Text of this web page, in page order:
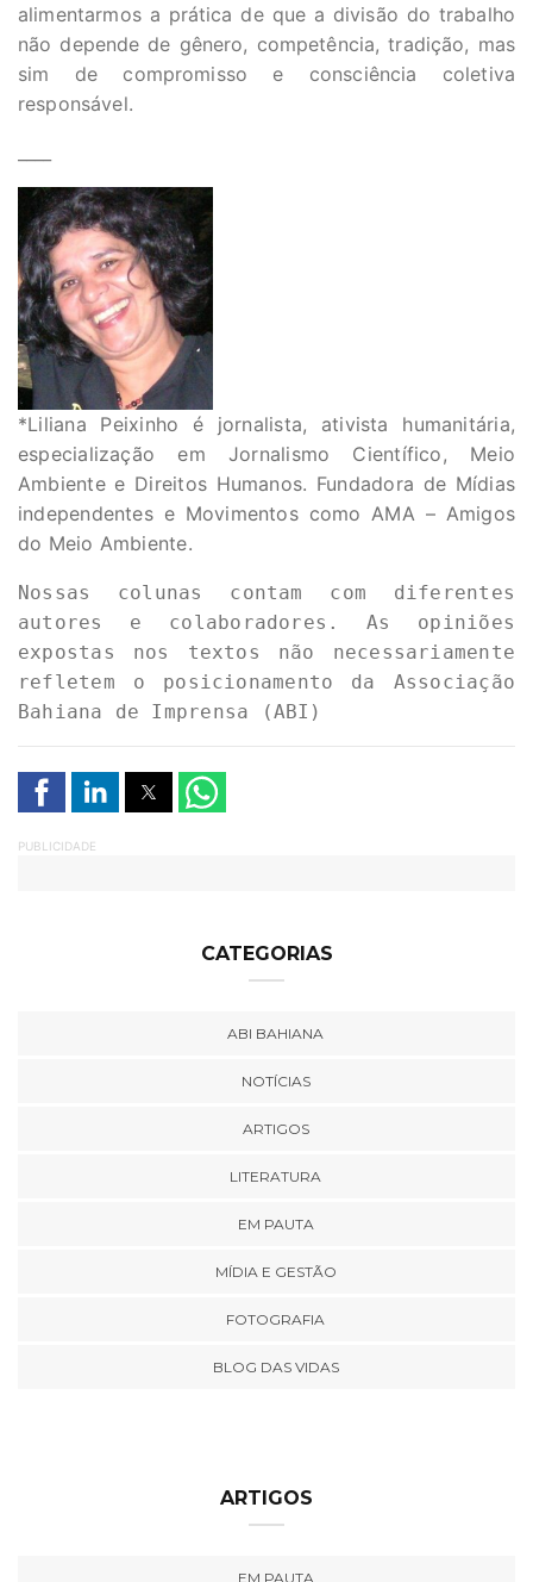
alimentarmos a prática de que a divisão do trabalho
não depende de gênero, competência, tradição, mas
sim de compromisso e consciência coletiva
responsável.
*Liliana Peixinho é jornalista, ativista humanitária,
especialização em Jornalismo Científico, Meio
Ambiente e Direitos Humanos. Fundadora de Mídias
independentes e Movimentos como AMA – Amigos
do Meio Ambiente.
Nossas colunas contam com diferentes
autores e colaboradores. As opiniões
expostas nos textos não necessariamente
refletem o posicionamento da Associação
Bahiana de Imprensa (ABI)
PUBLICIDADE
CATEGORIAS
ABI BAHIANA
NOTÍCIAS
ARTIGOS
LITERATURA
EM PAUTA
MÍDIA E GESTÃO
FOTOGRAFIA
BLOG DAS VIDAS
ARTIGOS
EM PAUTA